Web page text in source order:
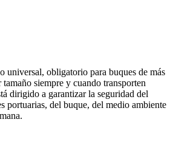
universal, obligatorio para buques de más
siempre y cuando transporten
dirigido a garantizar la seguridad del
portuarias, del buque, del medio ambiente